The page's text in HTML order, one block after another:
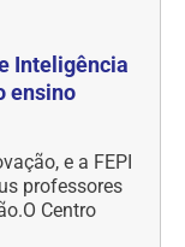
Inteligência
ensino
e a FEPI
professores
Centro